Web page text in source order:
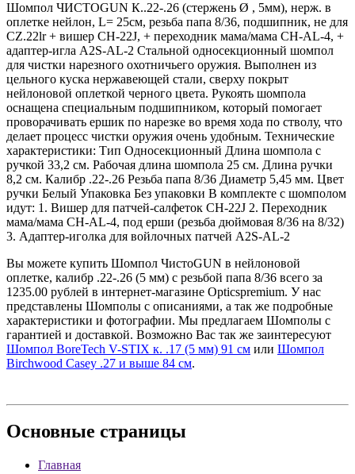
Шомпол ЧИСТОGUN К..22-.26 (стержень Ø , 5мм), нерж. в
оплетке нейлон, L= 25см, резьба папа 8/36, подшипник, не для
CZ.22lr + вишер CH-22J, + переходник мама/мама CH-AL-4, +
адаптер-игла A2S-AL-2 Стальной односекционный шомпол
для чистки нарезного охотничьего оружия. Выполнен из
цельного куска нержавеющей стали, сверху покрыт
нейлоновой оплеткой черного цвета. Рукоять шомпола
оснащена специальным подшипником, который помогает
проворачивать ершик по нарезке во время хода по стволу, что
делает процесс чистки оружия очень удобным. Технические
характеристики: Тип Односекционный Длина шомпола с
ручкой 33,2 см. Рабочая длина шомпола 25 см. Длина ручки
8,2 см. Калибр .22-.26 Резьба папа 8/36 Диаметр 5,45 мм. Цвет
ручки Белый Упаковка Без упаковки В комплекте с шомполом
идут: 1. Вишер для патчей-салфеток CH-22J 2. Переходник
мама/мама CH-AL-4, под ерши (резьба дюймовая 8/36 на 8/32)
3. Адаптер-иголка для войлочных патчей A2S-AL-2
Вы можете купить Шомпол ЧистоGUN в нейлоновой
оплетке, калибр .22-.26 (5 мм) с резьбой папа 8/36 всего за
1235.00 рублей в интернет-магазине Opticspremium. У нас
представлены Шомполы с описаниями, а так же подробные
характеристики и фотографии. Мы предлагаем Шомполы с
гарантией и доставкой. Возможно Вас так же заинтересуют
Шомпол BoreTech V-STIX к. .17 (5 мм) 91 см или Шомпол
Birchwood Casey .27 и выше 84 см.
Основные страницы
Главная